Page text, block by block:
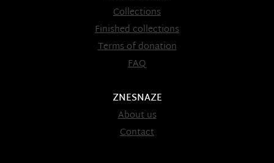
Collections
Finished collections
Terms of donation
FAQ
ZNESNAZE
About us
Contact